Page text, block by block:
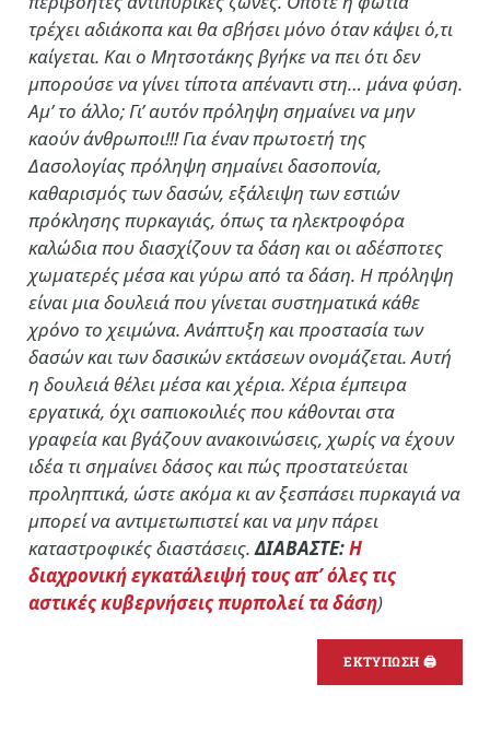
τρέχει αδιάκοπα και θα σβήσει μόνο όταν κάψει ό,τι
καίγεται. Και ο Μητσοτάκης βγήκε να πει ότι δεν
μπορούσε να γίνει τίποτα απέναντι στη… μάνα φύση.
Αμ’ το άλλο; Γι’ αυτόν πρόληψη σημαίνει να μην
καούν άνθρωποι!!! Για έναν πρωτοετή της
Δασολογίας πρόληψη σημαίνει δασοπονία,
καθαρισμός των δασών, εξάλειψη των εστιών
πρόκλησης πυρκαγιάς, όπως τα ηλεκτροφόρα
καλώδια που διασχίζουν τα δάση και οι αδέσποτες
χωματερές μέσα και γύρω από τα δάση. Η πρόληψη
είναι μια δουλειά που γίνεται συστηματικά κάθε
χρόνο το χειμώνα. Ανάπτυξη και προστασία των
δασών και των δασικών εκτάσεων ονομάζεται. Αυτή
η δουλειά θέλει μέσα και χέρια. Χέρια έμπειρα
εργατικά, όχι σαπιοκοιλιές που κάθονται στα
γραφεία και βγάζουν ανακοινώσεις, χωρίς να έχουν
ιδέα τι σημαίνει δάσος και πώς προστατεύεται
προληπτικά, ώστε ακόμα κι αν ξεσπάσει πυρκαγιά να
μπορεί να αντιμετωπιστεί και να μην πάρει
καταστροφικές διαστάσεις.ΔΙΑΒΑΣΤΕ:Η
διαχρονική εγκατάλειψή τους απ’ όλες τις
αστικές κυβερνήσεις πυρπολεί τα δάση)
ΕΚΤΥΠΩΣΗ 🖨